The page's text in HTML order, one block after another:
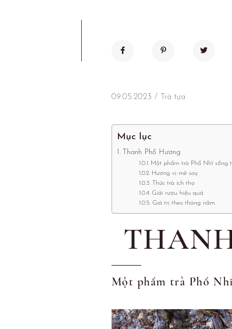
09.05.2023 Trà tựa
Mục lục
Thanh Phổ Hương
Một phẩm trà Phổ Nhĩ sống
Hương vị mê say
Thức trà ích thọ
Giải rượu hiệu quả
Giá trị theo tháng năm
Một phẩm trà Phổ